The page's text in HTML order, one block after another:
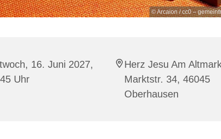
© Arcaion / cc0 –
16. Juni 2027,
Uhr
Herz Jesu Am
Marktstr. 34, 46045
Oberhausen